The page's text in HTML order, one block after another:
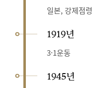
일본, 강제점령
1919년
3·1운동
1945년